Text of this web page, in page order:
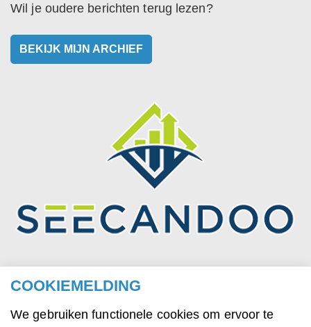
Wil je oudere berichten terug lezen?
BEKIJK MIJN ARCHIEF
© 2026 Michiel Verbeek
COOKIEMELDING
We gebruiken functionele cookies om ervoor te